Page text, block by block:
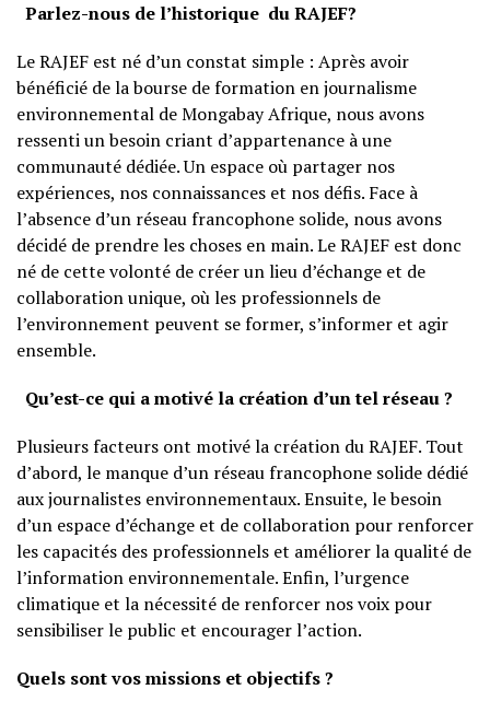
Parlez-nous de l’historique du RAJEF?
Le RAJEF est né d’un constat simple : Après avoir
bénéficié de la bourse de formation en journalisme
environnemental de Mongabay Afrique, nous avons
ressenti un besoin criant d’appartenance à une
communauté dédiée. Un espace où partager nos
expériences, nos connaissances et nos défis. Face à
l’absence d’un réseau francophone solide, nous avons
décidé de prendre les choses en main. Le RAJEF est donc
né de cette volonté de créer un lieu d’échange et de
collaboration unique, où les professionnels de
l’environnement peuvent se former, s’informer et agir
ensemble.
Qu’est-ce qui a motivé la création d’un tel réseau ?
Plusieurs facteurs ont motivé la création du RAJEF. Tout
d’abord, le manque d’un réseau francophone solide dédié
aux journalistes environnementaux. Ensuite, le besoin
d’un espace d’échange et de collaboration pour renforcer
les capacités des professionnels et améliorer la qualité de
l’information environnementale. Enfin, l’urgence
climatique et la nécessité de renforcer nos voix pour
sensibiliser le public et encourager l’action.
Quels sont vos missions et objectifs ?